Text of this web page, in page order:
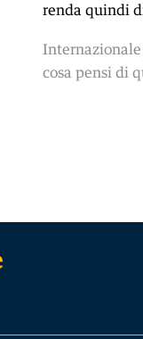
renda quindi
cosa pensi di